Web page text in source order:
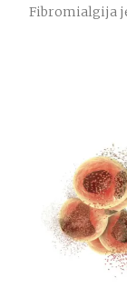
Fibromialgija